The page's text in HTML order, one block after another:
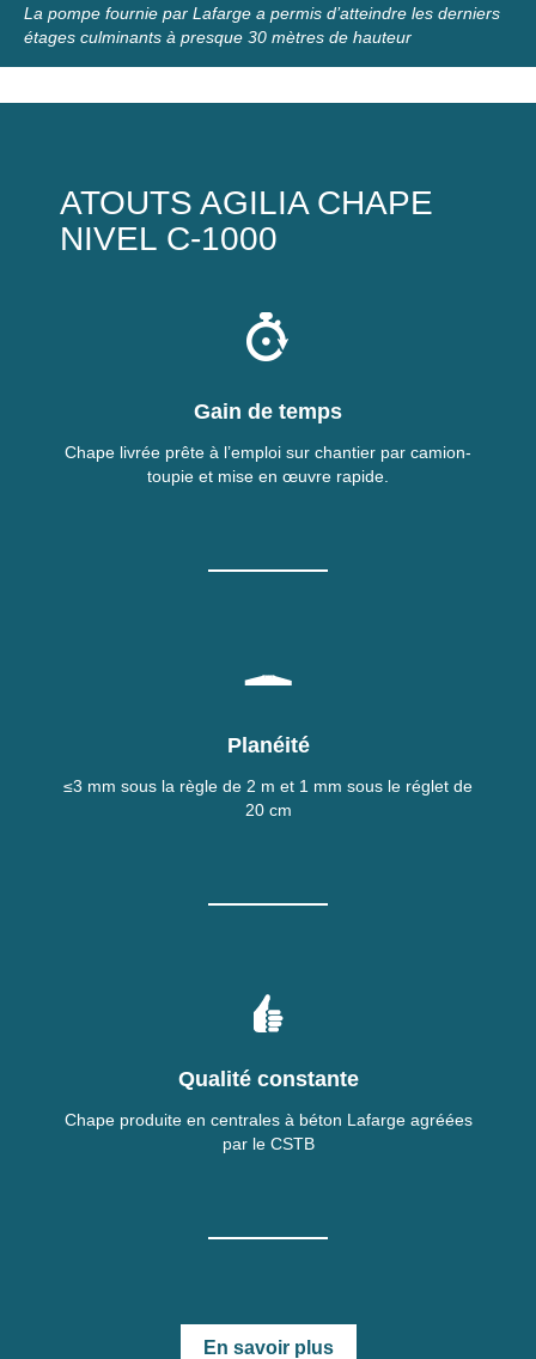
La pompe fournie par Lafarge a permis d’atteindre les derniers
étages culminants à presque 30 mètres de hauteur
ATOUTS AGILIA CHAPE
NIVEL C-1000
Gain de temps
Chape livrée prête à l’emploi sur chantier par camion-
toupie et mise en œuvre rapide.
Planéité
≤3 mm sous la règle de 2 m et 1 mm sous le réglet de
20 cm
Qualité constante
Chape produite en centrales à béton Lafarge agréées
par le CSTB
En savoir plus